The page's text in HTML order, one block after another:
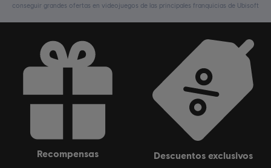
conseguir grandes ofertas en videojuegos de las principales franquicias de Ubisoft
recompensas descuentos exclusivos